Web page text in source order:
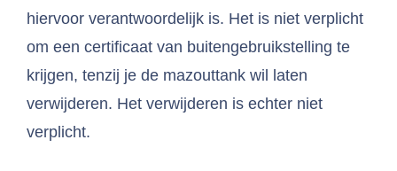
hiervoor verantwoordelijk is. Het is niet verplicht
om een certificaat van buitengebruikstelling te
krijgen, tenzij je de mazouttank wil laten
verwijderen. Het verwijderen is echter niet
verplicht.